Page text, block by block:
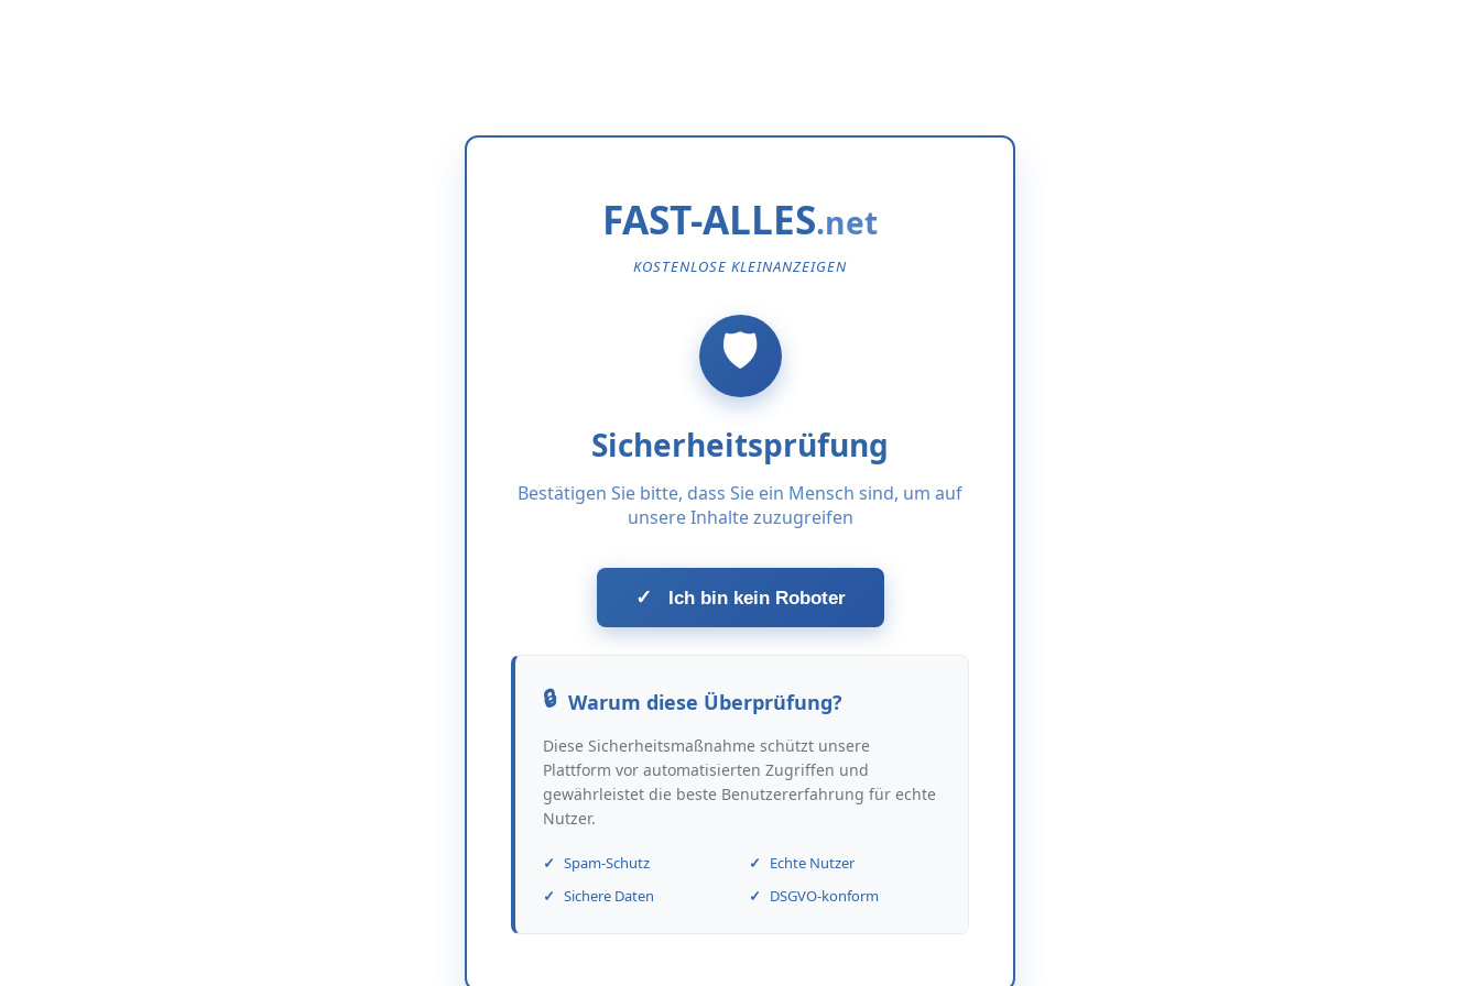
FAST-ALLES
KOSTENLOSE KLEINANZEIGEN
Sicherheitsprüfung
Bestätigen Sie bitte, dass Sie ein Mensch sind, um auf
unsere Inhalte zuzugreifen
✓ Ich bin kein Roboter
Warum diese Überprüfung?
Diese Sicherheitsmaßnahme schützt unsere
Plattform vor automatisierten Zugriffen und
gewährleistet die beste Benutzererfahrung für echte
Nutzer.
Spam-Schutz
Echte Nutzer
Sichere Daten
DSGVO-konform